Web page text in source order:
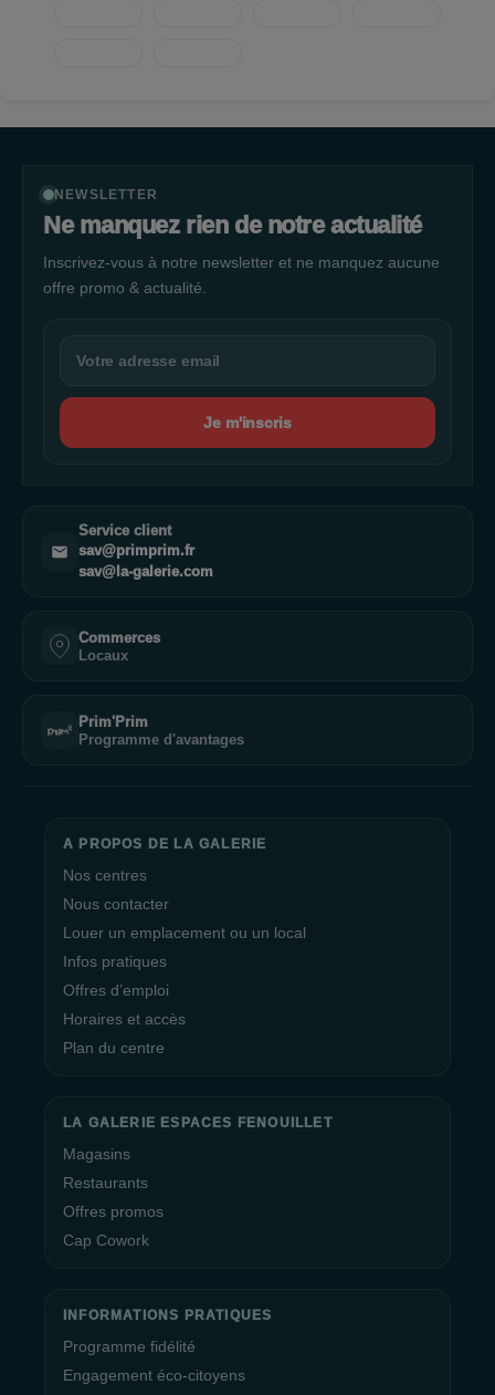
NEWSLETTER
Ne manquez rien de notre actualité
Inscrivez-vous à notre newsletter et ne manquez aucune
offre promo & actualité.
Je m'inscris
Service client
sav@primprim.fr
sav@la-galerie.com
Commerces
Locaux
Prim'Prim
Programme d'avantages
A PROPOS DE LA GALERIE
Nos centres
Nous contacter
Louer un emplacement ou un local
Infos pratiques
Offres d’emploi
Horaires et accès
Plan du centre
LA GALERIE ESPACES FENOUILLET
Magasins
Restaurants
Offres promos
Cap Cowork
INFORMATIONS PRATIQUES
Programme fidélité
Engagement éco-citoyens